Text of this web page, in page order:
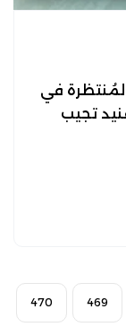
في
تجيب
469
470